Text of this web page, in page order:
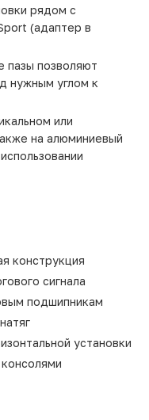
рядом с
(адаптер в
пазы позволяют
нужным углом к
или
на алюминиевый
конструкция
сигнала
подшипникам
установки